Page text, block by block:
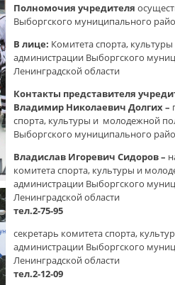
Полномочия учредителя
Выборгского муниципального
В лице: Комитета спорта,
администрации Выборгского
Ленинградской области
Контакты представителя
Владимир Николаевич Долгих–
спорта, культуры и молодежной
Выборгского муниципального
Владислав Игоревич Сидоров–
комитета спорта, культуры и
администрации Выборгского
Ленинградской области
тел.2-75-95
секретарь комитета спорта,
администрации Выборгского
Ленинградской области
тел.2-12-09